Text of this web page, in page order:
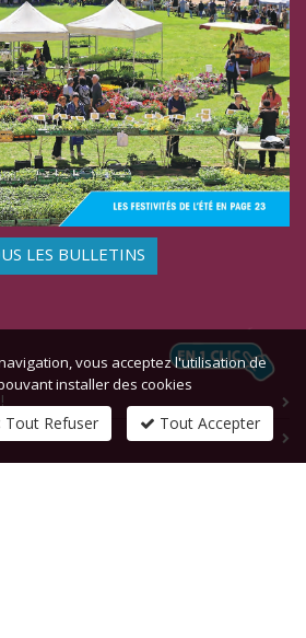
LES BULLETINS
vous acceptez l'utilisation de
installer des cookies
Tout Refuser Tout Accepter